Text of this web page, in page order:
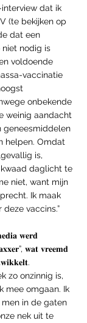
interview dat ik
(te bekijken op
dat een
niet nodig is
voldoende
vaccinatie
onbekende
weinig aandacht
geneesmiddelen
helpen. Omdat
is,
daglicht te
niet, want mijn
Ik maak
vaccins.”
𝐰𝐞𝐫𝐝
𝐰𝐚𝐭 𝐯𝐫𝐞𝐞𝐦𝐝
zo onzinnig is,
mee omgaan. Ik
in de gaten
nek uit te